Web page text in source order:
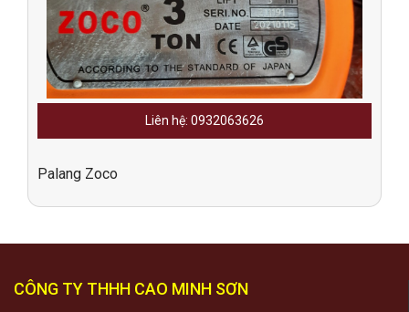
Palang Zoco
Liên hệ: 0932063626
CÔNG TY THHH CAO MINH SƠN